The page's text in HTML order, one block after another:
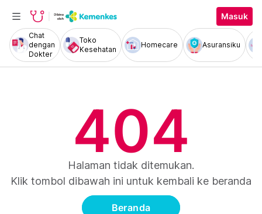
Masuk
Chat
dengan
Dokter
Toko
Kesehatan
Homecare Asuransiku
404
Halaman tidak ditemukan.
Klik tombol dibawah ini untuk kembali ke beranda
Beranda